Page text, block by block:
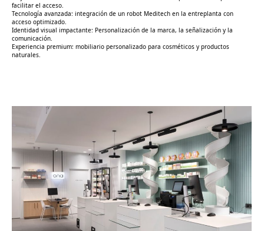
facilitar el acceso.
Tecnología avanzada: integración de un robot Meditech en la entreplanta con
acceso optimizado.
Identidad visual impactante: Personalización de la marca, la señalización y la
comunicación.
Experiencia premium: mobiliario personalizado para cosméticos y productos
naturales.